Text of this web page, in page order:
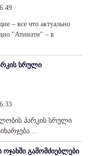
– все что актуально
"Атинати" – в
სრული
პარკის სრული
გამომძიებლები